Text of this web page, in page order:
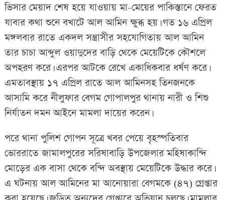
ভিসার মেয়াদ শেষ হয়ে যাওয়ায় মা-মেয়ের পাকিস্তানে ফেরত
যাবার কথা শুনে বখাটে আল আমিন ক্ষুব্ধ হয়। গত ১৬ এপ্রিল
মঙ্গলবার রাতে একদল সন্ত্রাসীর সহযোগিতায় আল আমিন
তার চাচা আব্দুল ওয়াদুদের বাড়ি থেকে মেয়েটিকে কৌশলে
অপহরণ করে। এরপর আটকে রেখে একাধিকবার ধর্ষণ করে।
এমতাবস্থায় ১৭ এপ্রিল রাতে আল আমিনসহ তিনজনকে
আসামি করে নীলুফার বেগম গোপালপুর থানায় নারী ও শিশু
নির্যাতন দমন আইনে মামলা দায়ের করেন।
পরে থানা পুলিশ গোপন সূত্রে খবর পেয়ে বৃহস্পতিবার
ভোররাতে জামালপুরের সরিষাবাড়ি উপজেলার মহিষাকান্দি
মোড়ের এক বাসা থেকে বন্দি অবস্থায় মেয়েটিকে উদ্ধার করে।
এ ঘটনায় আল আমিনের মা আনোয়ারা বেগমকে (৪৭) গ্রেপ্তার